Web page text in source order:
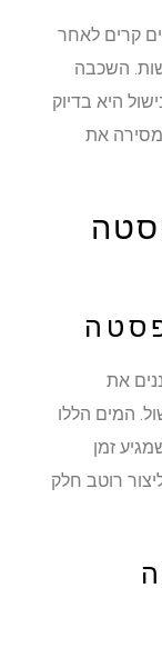
קרים לאחר
השכבה
היא בדיוק
את
את
המים הללו
זמן
רוטב חלק